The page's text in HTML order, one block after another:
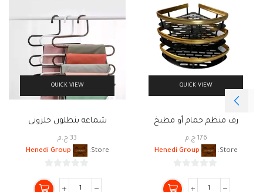
QUICK VIEW
رف منظم حمام أو مطبخ
176 ج.م
Store:
Henedi Group
من
QUICK VIEW
شماعه بنطلون حلزونى
33 ج.م
Store:
Henedi Group
من